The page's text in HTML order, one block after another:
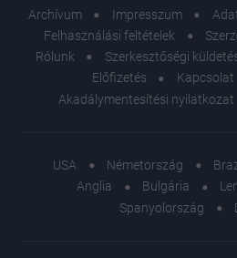
Archívum Impresszum
Felhasználási feltételek
Rólunk
Szerkesztőségi
Előfizetés
Kapcsolat
Akadálymentesítési nyilatkozat
USA Németország
Anglia
Bulgária
Spanyolország